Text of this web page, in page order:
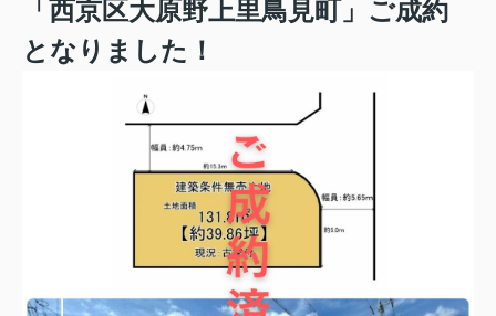
「西京区大原野上里鳥見町」ご成約
となりました！